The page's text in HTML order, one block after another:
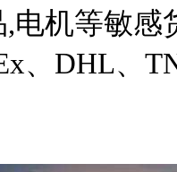
电机等敏
、DHL、